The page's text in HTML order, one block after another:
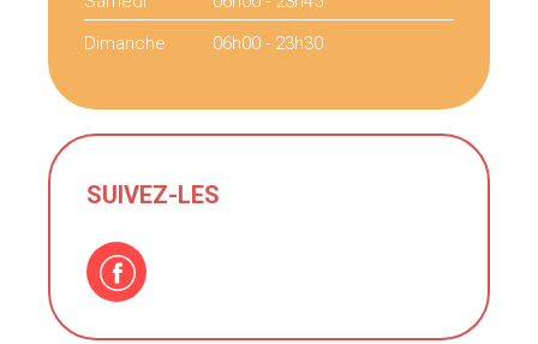
Dimanche
06h00 - 23h30
SUIVEZ-LES